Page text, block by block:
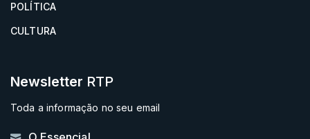
POLÍTICA
CULTURA
Newsletter RTP
Toda a informação no seu email